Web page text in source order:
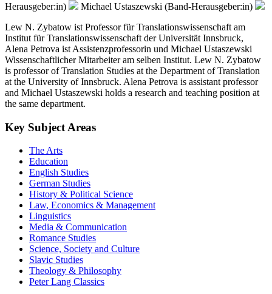
Herausgeber:in)
Michael Ustaszewski (Band-Herausgeber:in)
Lew N. Zybatow ist Professor für Translationswissenschaft am
Institut für Translationswissenschaft der Universität Innsbruck,
Alena Petrova ist Assistenzprofessorin und Michael Ustaszewski
Wissenschaftlicher Mitarbeiter am selben Institut. Lew N. Zybatow
is professor of Translation Studies at the Department of Translation
at the University of Innsbruck. Alena Petrova is assistant professor
and Michael Ustaszewski holds a research and teaching position at
the same department.
Key Subject Areas
The Arts
Education
English Studies
German Studies
History & Political Science
Law, Economics & Management
Linguistics
Media & Communication
Romance Studies
Science, Society and Culture
Slavic Studies
Theology & Philosophy
Peter Lang Classics